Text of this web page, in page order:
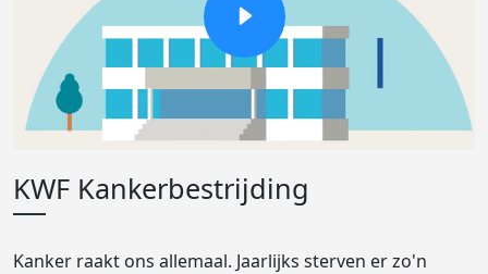
KWF Kankerbestrijding
Kanker raakt ons allemaal. Jaarlijks sterven er zo'n